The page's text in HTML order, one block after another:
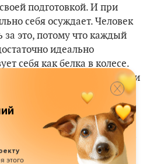
подготовкой. И при
себя осуждает. Человек
за это, потому что каждый
идеально
себя как белка в колесе.
Здесь может помочь и
– если умеет с
шагов»: делаем на
этого